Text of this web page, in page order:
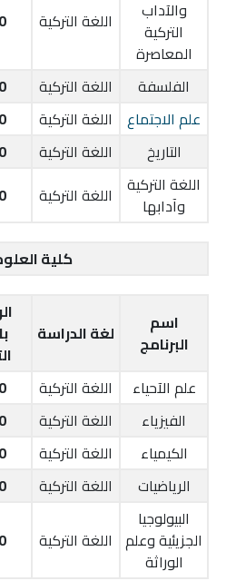
والآداب
التركية
المعاصرة
اللغة التركية
الفلسفة اللغة التركية
علم الاجتماع اللغة التركية
التاريخ
اللغة التركية
اللغة التركية
وآدابها
اللغة التركية
كلية
اسم
البرنامج
لغة الدراسة
علم الآحياء
اللغة التركية
الفيزياء
اللغة التركية
الكيمياء
اللغة التركية
الرياضيات
اللغة التركية
البيولوجيا
الجزيئية وعلم
الوراثة
اللغة التركية